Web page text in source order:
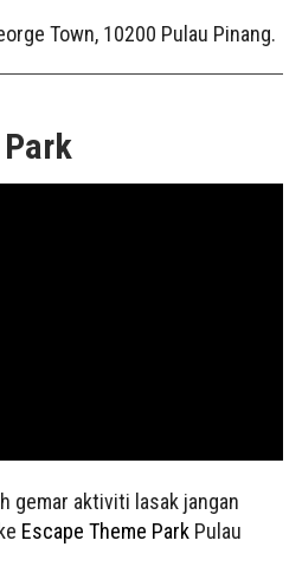
Town, 10200 Pulau Pinang.
Park
gemar aktiviti lasak jangan
Escape Theme Park Pulau